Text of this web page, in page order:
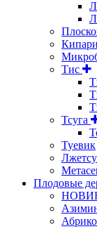
Тис
Тсуга
Туевик
Плодовые